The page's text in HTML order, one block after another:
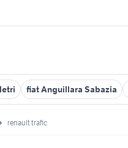
fiat Anguillara Sabazia
renault trafic